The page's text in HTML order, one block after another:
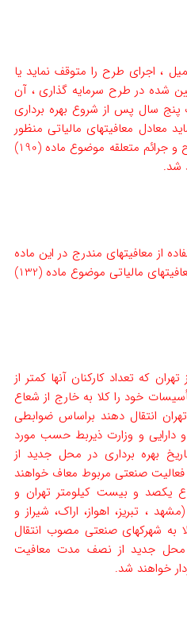
، اجرای طرح را متوقف نماید یا
شده در طرح سرمایه گذاری ، آن
پنج سال پس از شروع بهره برداری
معادل معافیت­های مالیاتی منظور
شده در این ماده برای اجرای طرح و جرائم متعلقه موضوع ماده (190)
شد.
از معافیت­های مندرج در این ماده
تأسیس می­شوند نمی توانند از معافیت­های مالیاتی موضوع ماده (132)
که تعداد کارکنان آنها کمتر از
خود را کلا به خارج از شعاع
انتقال دهند براساس ضوابطی
دارایی و وزارت ذیربط حسب مورد
بهره برداری در محل جدید از
فعالیت صنعتی مربوط معاف خواهند
یکصد و بیست کیلومتر تهران و
، تبریز، اهواز، اراک، شیراز و
به شهرکهای صنعتی مصوب انتقال
محل جدید از نصف مدت معافیت
خواهند شد.